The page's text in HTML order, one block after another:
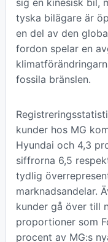
tyska bilägare är
en del av den
fordon spelar en
fossila bränslen.
kunder hos MG
Hyundai och 4,3
siffrorna 6,5
tydlig
marknadsandelar.
kunder gå över till
proportioner som
procent av MG:s